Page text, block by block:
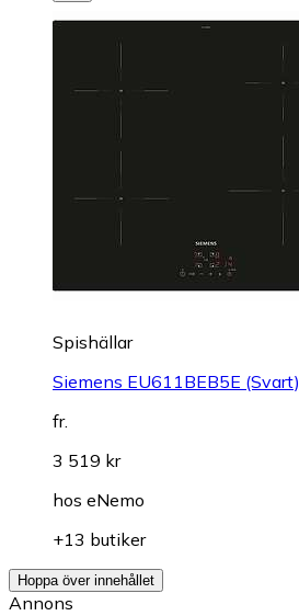
Spishällar
Siemens EU611BEB5E (Svart)
fr.
3 519 kr
hos eNemo
+13 butiker
Hoppa över innehållet
Annons